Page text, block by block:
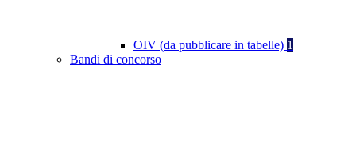
OIV (da pubblicare in tabelle) 1
Bandi di concorso